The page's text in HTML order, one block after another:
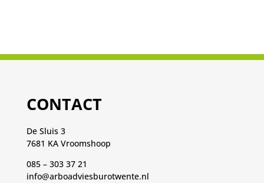
CONTACT
De Sluis 3
7681 KA Vroomshoop
085 – 303 37 21
info@arboadviesburotwente.nl